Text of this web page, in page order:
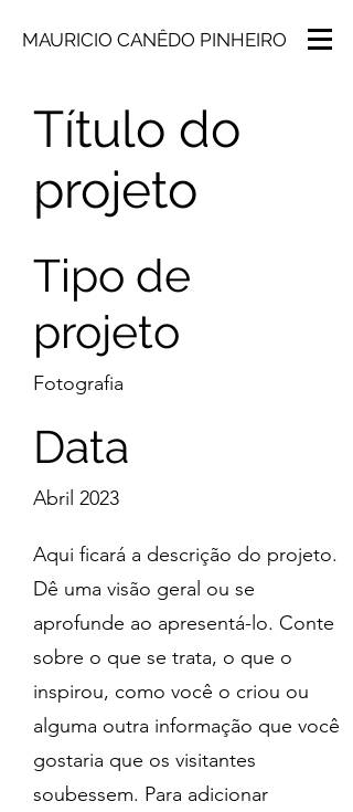
MAURICIO CANÊDO PINHEIRO
Título do
projeto
Tipo de
projeto
Fotografia
Data
Abril 2023
Aqui ficará a descrição do projeto.
Dê uma visão geral ou se
aprofunde ao apresentá-lo. Conte
sobre o que se trata, o que o
inspirou, como você o criou ou
alguma outra informação que você
gostaria que os visitantes
soubessem. Para adicionar